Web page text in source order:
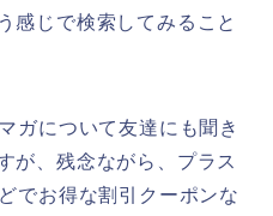
感じで検索してみること
ガについて友達にも聞き
が、残念ながら、プラス
でお得な割引クーポンな